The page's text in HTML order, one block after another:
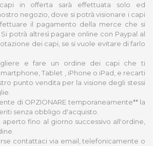
in offerta sarà effettuata solo ed
negozio, dove si potrà visionare i capi
il pagamento della merce che si
potrà altresì pagare online con Paypal al
dei capi, se si vuole evitare di farlo
e fare un ordine dei capi che ti
Tablet , iPhone o iPad, e recarti
punto vendita per la visione degli stessi
di OPZIONARE temporaneamente** la
senza obbligo d'acquisto.
fino al giorno successivo all'ordine,
contattaci via email, telefonicamente o